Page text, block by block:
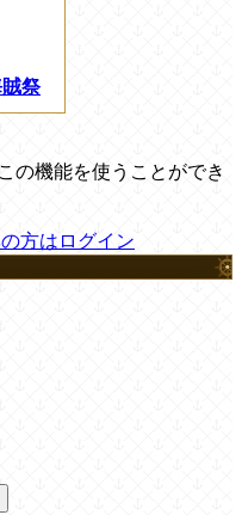
祭
の機能を使うことができ
方はログイン